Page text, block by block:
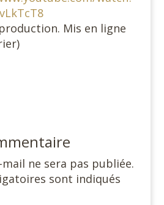
Mis en ligne
ne sera pas publiée.
sont indiqués